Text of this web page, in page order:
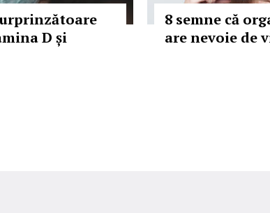
D și
8 semne că
are nevoie de